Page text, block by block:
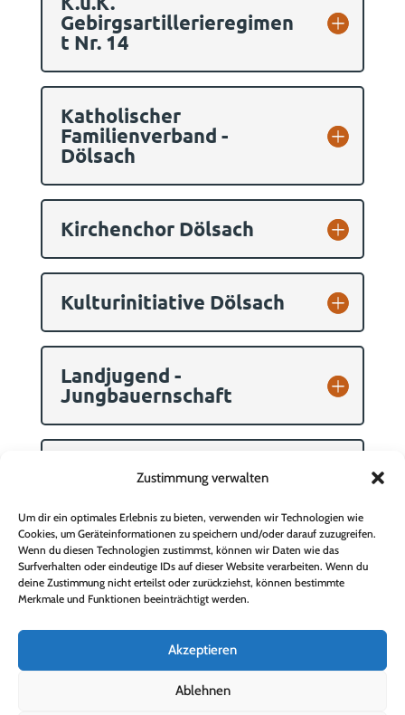
Zustimmung verwalten
Um dir ein optimales Erlebnis zu bieten, verwenden wir Technologien wie
Cookies, um Geräteinformationen zu speichern und/oder darauf zuzugreifen.
Wenn du diesen Technologien zustimmst, können wir Daten wie das
Surfverhalten oder eindeutige IDs auf dieser Website verarbeiten. Wenn du
deine Zustimmung nicht erteilst oder zurückziehst, können bestimmte
Merkmale und Funktionen beeinträchtigt werden.
Akzeptieren
Ablehnen
Gebirgsartillerieregimen
t Nr. 14
Katholischer
Familienverband -
Dölsach
Kirchenchor Dölsach
Kulturinitiative Dölsach
Landjugend -
Jungbauernschaft
Osttiroler Preglerbauern
- Dölsach
Pensionistenverband
Dölsach
Pfadfinder Dölsach